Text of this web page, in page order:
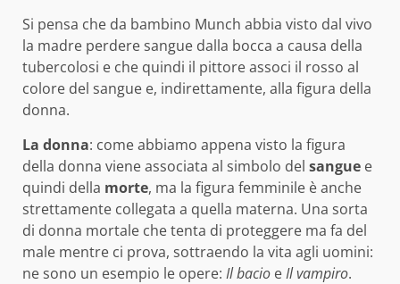
Si pensa che da bambino Munch abbia visto dal vivo
la madre perdere sangue dalla bocca a causa della
tubercolosi e che quindi il pittore associ il rosso al
colore del sangue e, indirettamente, alla figura della
donna.
La donna: come abbiamo appena visto la figura
della donna viene associata al simbolo del sangue e
quindi della morte, ma la figura femminile è anche
strettamente collegata a quella materna. Una sorta
di donna mortale che tenta di proteggere ma fa del
male mentre ci prova, sottraendo la vita agli uomini:
ne sono un esempio le opere: Il bacio eIl vampiro.